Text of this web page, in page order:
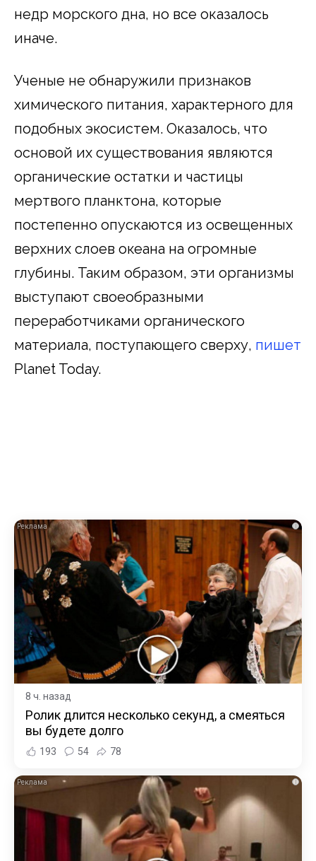
недр морского дна, но все оказалось
иначе.
Ученые не обнаружили признаков
химического питания, характерного для
подобных экосистем. Оказалось, что
основой их существования являются
органические остатки и частицы
мертвого планктона, которые
постепенно опускаются из освещенных
верхних слоев океана на огромные
глубины. Таким образом, эти организмы
выступают своеобразными
переработчиками органического
материала, поступающего сверху, пишет
Planet Today.
i
8 ч. назад
Ролик длится несколько секунд, а смеяться
вы будете долго
193 54 78
i